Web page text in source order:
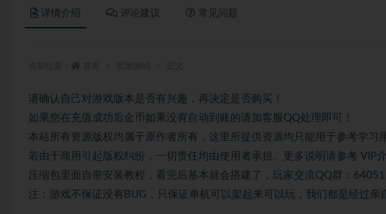
详情介绍 评论建议 常见问题
请确认自己对游戏版本是否有兴趣，再决定是否购买！
如果您在充值成功后金币如果没有自动到账的请加客服QQ处理即可！
本站所有资源版权均属于原作者所有，这里所提供资源均只能用于参考学习
若由于商用引起版权纠纷，一切责任均由使用者承担。更多说明请参考 VIP介
压缩包里面自带安装教程，看完后基本就会搭建了，玩家交流QQ群：
注：游戏不保证没有BUG，只保证单机可以架起来可以玩，我们都是经过亲